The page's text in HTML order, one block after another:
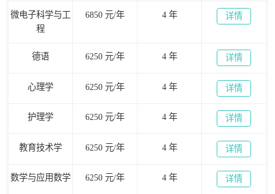
微电子科学与工
程
6850 元/年 4 年 详情
德语 6250 元/年 4 年 详情
心理学 6250 元/年 4 年 详情
护理学 6250 元/年 4 年 详情
教育技术学 6250 元/年 4 年 详情
数学与应用数学 6250 元/年 4 年 详情